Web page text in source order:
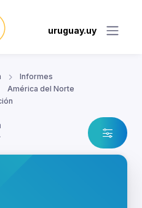
uruguay.uy
Informes
América del Norte